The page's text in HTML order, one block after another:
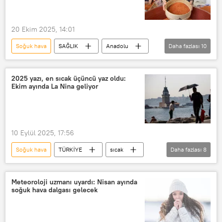
20 Ekim 2025, 14:01
Soğuk hava SAĞLIK
Anadolu
Türkiye
Haberler
tarhana
çorba
Hasta
Grip
Grip aşısı
Grip salgını
Daha fazlası 10
2025 yazı, en sıcak üçüncü yaz oldu:
Ekim ayında La Nina geliyor
10 Eylül 2025, 17:56
Soğuk hava TÜRKİYE
sıcak
sıcak hava
Sıcak hava kubbesi
Sıcak hava
en sıcak yıl
sıcak çarpması
La Nina
Daha fazlası 8
Meteoroloji uzmanı uyardı: Nisan ayında
soğuk hava dalgası gelecek